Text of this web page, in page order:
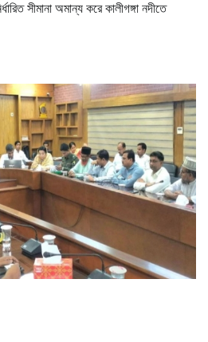
সীমানা অমান্য করে কালীগঙ্গা নদীতে